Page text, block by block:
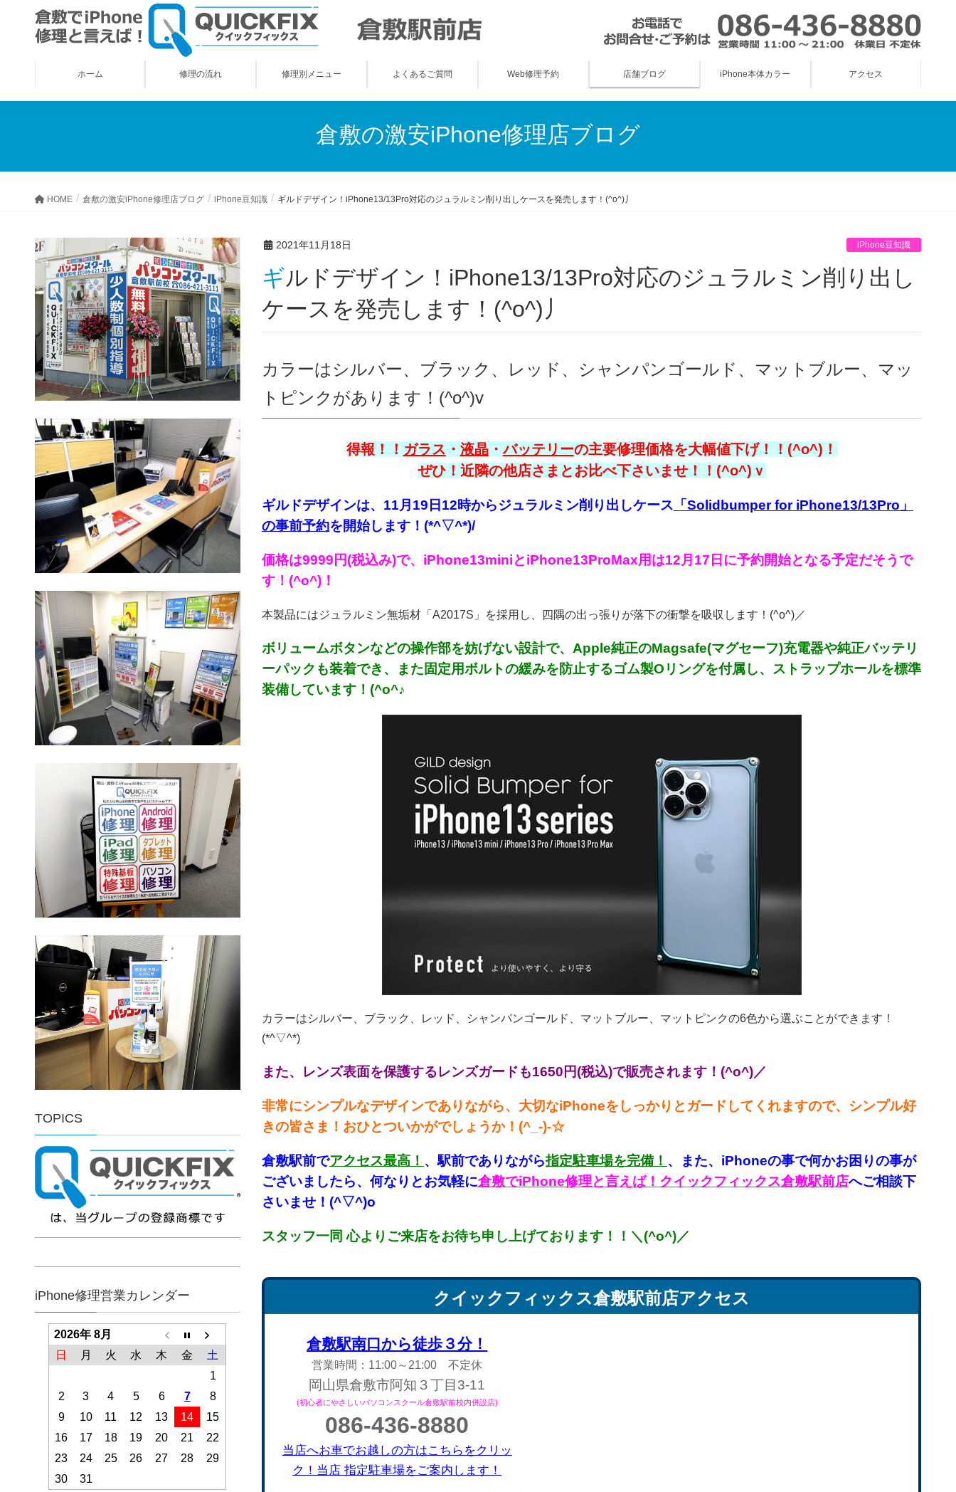
ホーム 修理の流れ 修理別メニュー よくあるご質問 Web修理予約 店舗ブログ iPhone本体カラー アクセス
倉敷の激安iPhone修理店ブログ
HOME 倉敷の激安iPhone修理店ブログ iPhone豆知識 ギルドデザイン！iPhone13/13Pro対応のジュラルミン削り出しケースを発売します！(^o^)丿
2021年11月18日 iPhone豆知識
ギルドデザイン！iPhone13/13Pro対応のジュラルミン削り出し
ケースを発売します！(^o^)丿
カラーはシルバー、ブラック、レッド、シャンパンゴールド、マットブルー、マッ
トピンクがあります！(^o^)v
得報！！ ガラス ・ 液晶・バッテリーの主要修理価格を大幅値下げ！！(^o^)！
ぜひ！近隣の他店さまとお比べ下さいませ！！(^o^)ｖ
ギルドデザインは、11月19日12時からジュラルミン削り出しケース 「Solidbumper for iPhone13/13Pro」
の事前予約を開始します！(*^▽^*)/
価格は9999円(税込み)で、iPhone13miniとiPhone13ProMax用は12月17日に予約開始となる予定だそうで
す！(^o^)！
本製品にはジュラルミン無垢材「A2017S」を採用し、四隅の出っ張りが落下の衝撃を吸収します！(^o^)／
ボリュームボタンなどの操作部を妨げない設計で、Apple純正のMagsafe(マグセーフ)充電器や純正バッテリ
ーパックも装着でき、また固定用ボルトの緩みを防止するゴム製Oリングを付属し、ストラップホールを標準
装備しています！(^o^♪
カラーはシルバー、ブラック、レッド、シャンパンゴールド、マットブルー、マットピンクの6色から選ぶことができます！
(*^▽^*)
また、レンズ表面を保護するレンズガードも1650円(税込)で販売されます！(^o^)／
非常にシンプルなデザインでありながら、大切なiPhoneをしっかりとガードしてくれますので、シンプル好
きの皆さま！おひとついかがでしょうか！(^_-)-☆
倉敷駅前でアクセス最高！ 、駅前でありながら指定駐車場を完備！ 、
また、iPhoneの事で何かお困りの事が
ございましたら、何なりとお気軽に倉敷でiPhone修理と言えば！クイックフィックス倉敷駅前店へご相談下
さいませ！(^▽^)o
スタッフ一同 心よりご来店をお待ち申し上げております！！＼(^o^)／
クイックフィックス倉敷駅前店アクセス
倉敷駅南口から徒歩３分！
営業時間：11:00～21:00 不定休
岡山県倉敷市阿知３丁目3-11
(初心者にやさしいパソコンスクール倉敷駅前校内併設店)
086-436-8880
当店へお車でお越しの方はこちらをクリッ
ク！当店 指定駐車場をご案内します！
TOPICS
iPhone修理営業カレンダー
2026年 8月
日
月 火 水 木 金
土
1
2
3 4 5 6 7
8
9
10 11 12 13 14
15
16
17 18 19 20 21
22
23
24 25 26 27 28
29
30
31